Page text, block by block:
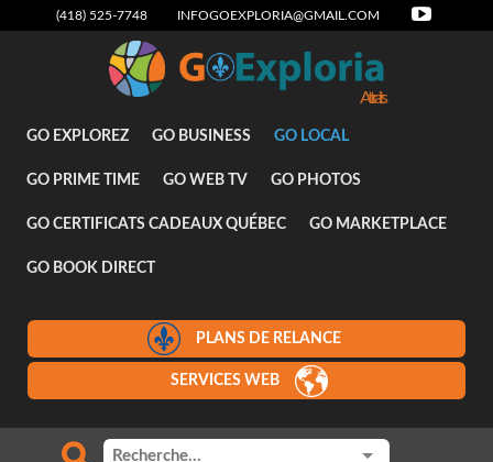
(418) 525-7748 INFOGOEXPLORIA@GMAIL.COM
GO EXPLOREZ GO BUSINESS GO LOCAL
GO PRIME TIME GO WEB TV GO PHOTOS
GO CERTIFICATS CADEAUX QUÉBEC GO MARKETPLACE
GO BOOK DIRECT
PLANS DE RELANCE
SERVICES WEB